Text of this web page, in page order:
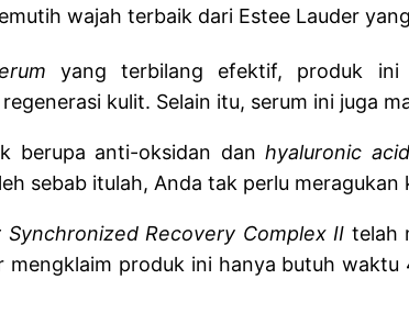
wajah terbaik dari Estee Lauder
yang terbilang efektif, produk ini
kulit. Selain itu, serum ini juga
berupa anti-oksidan dan hyaluronic acid
sebab itulah, Anda tak perlu
Recovery Complex II telah
mengklaim produk ini hanya butuh